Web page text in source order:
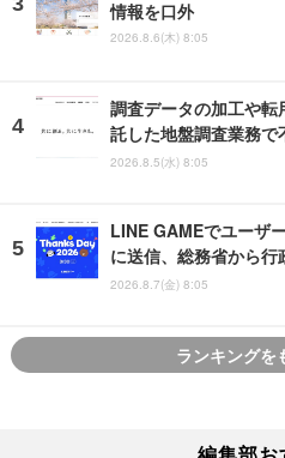
情報を口外
2026.8.6(木) 8:05
調査データの加工や
託した地盤調査業務で
2026.8.5(水) 8:05
LINE GAMEでユーザ
に送信、総務省から行
2026.8.7(金) 8:05
ランキングを
編集部お